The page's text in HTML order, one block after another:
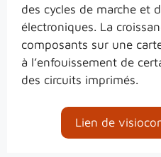
des cycles de marche et
électroniques. La
composants sur une
à l’enfouissement de
des circuits imprimés.
Lien de